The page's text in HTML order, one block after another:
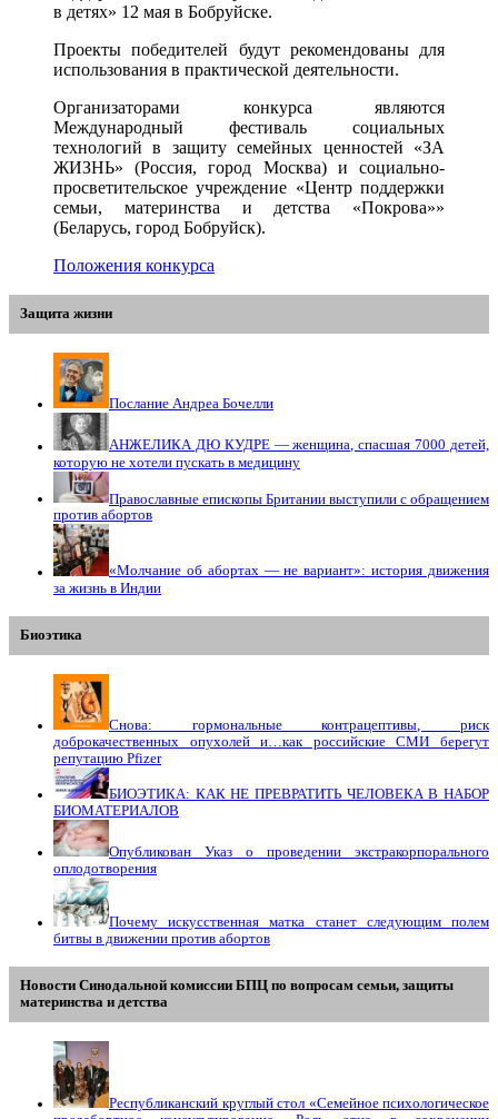
в детях» 12 мая в Бобруйске.
Проекты победителей будут рекомендованы для
использования в практической деятельности.
Организаторами конкурса являются
Международный фестиваль социальных
технологий в защиту семейных ценностей «ЗА
ЖИЗНЬ» (Россия, город Москва) и социально-
просветительское учреждение «Центр поддержки
семьи, материнства и детства «Покрова»»
(Беларусь, город Бобруйск).
Положения конкурса
Защита жизни
Послание Андреа Бочелли
АНЖЕЛИКА ДЮ КУДРЕ — женщина, спасшая 7000 детей,
которую не хотели пускать в медицину
Православные епископы Британии выступили с обращением
против абортов
«Молчание об абортах — не вариант»: история движения
за жизнь в Индии
Биоэтика
Снова: гормональные контрацептивы, риск
доброкачественных опухолей и…как российские СМИ берегут
репутацию Pfizer
БИОЭТИКА: КАК НЕ ПРЕВРАТИТЬ ЧЕЛОВЕКА В НАБОР
БИОМАТЕРИАЛОВ
Опубликован Указ о проведении экстракорпорального
оплодотворения
Почему искусственная матка станет следующим полем
битвы в движении против абортов
Новости Синодальной комиссии БПЦ по вопросам семьи, защиты
материнства и детства
Республиканский круглый стол «Семейное психологическое